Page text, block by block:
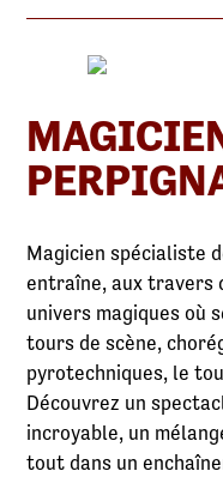
Magicien spécialiste
entraîne, aux travers
univers magiques où
tours de scène,
pyrotechniques, le
Découvrez un
incroyable, un
tout dans un